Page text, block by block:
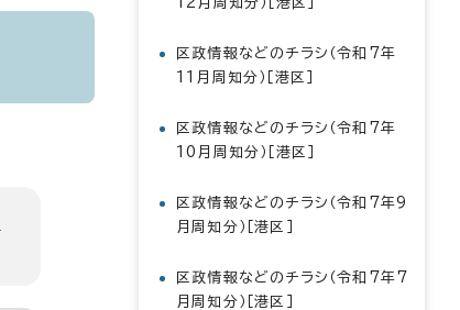
区政情報などのチラシ（令和7年
11月周知分）［港区］
区政情報などのチラシ（令和7年
10月周知分）［港区］
区政情報などのチラシ（令和7年9
月周知分）［港区］
区政情報などのチラシ（令和7年7
月周知分）［港区］